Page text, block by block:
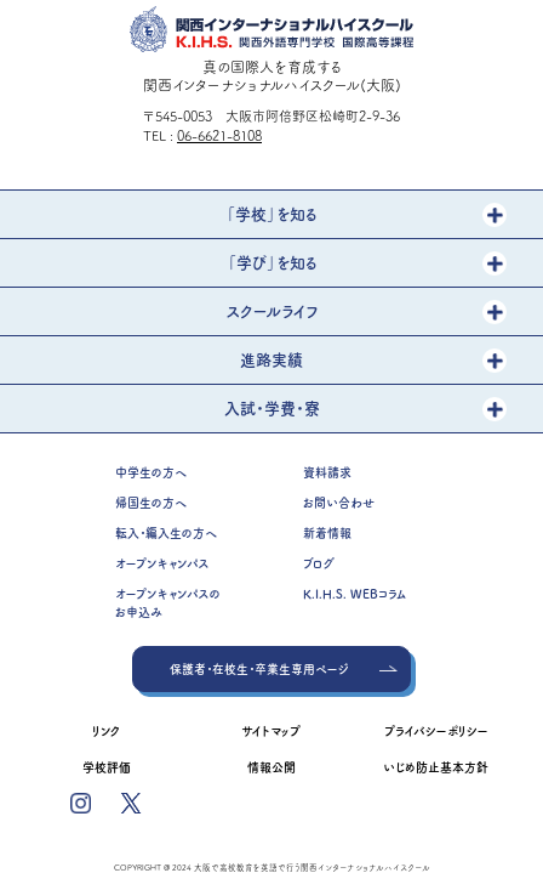
真の国際人を育成する
関西インターナショナルハイスクール(大阪)
〒545-0053 大阪市阿倍野区松崎町2-9-36
TEL
06-6621-8108
「学校」を知る
「学び」を知る
スクールライフ
進路実績
入試・学費・寮
中学生の方へ
帰国生の方へ
転入・編入生の方へ
オープンキャンパス
オープンキャンパスの
お申込み
資料請求
お問い合わせ
新着情報
ブログ
K.I.H.S. WEBコラム
保護者・在校生・卒業生専用ページ
リンク サイトマップ プライバシーポリシー
学校評価 情報公開 いじめ防止基本方針
COPYRIGHT @ 2024 大阪で高校教育を英語で行う関西インターナショナルハイスクール